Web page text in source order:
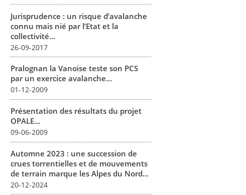
Jurisprudence : un risque d’avalanche
connu mais nié par l’Etat et la
collectivité...
26-09-2017
Pralognan la Vanoise teste son PCS
par un exercice avalanche...
01-12-2009
Présentation des résultats du projet
OPALE...
09-06-2009
Automne 2023 : une succession de
crues torrentielles et de mouvements
de terrain marque les Alpes du Nord...
20-12-2024